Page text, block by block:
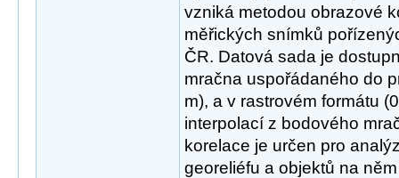
vzniká metodou obrazové
měřických snímků
ČR. Datová sada je
mračna uspořádaného do
m), a v rastrovém formátu
interpolací z bodového
korelace je určen pro
georeliéfu a objektů na